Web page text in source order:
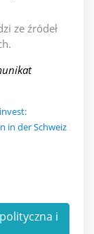
ze źródeł
in der Schweiz
i